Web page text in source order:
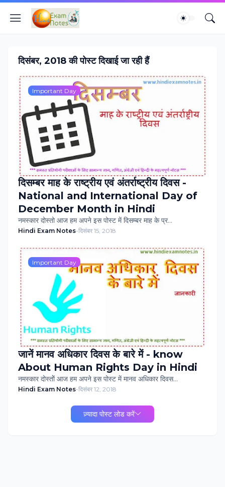
दिसंबर, 2018 की पोस्ट दिखाई जा रही हैं
Important Day
दिसम्‍बर माह के राष्‍ट्रीय एवं अंतर्राष्ट्रीय दिवस -
National and International Day of
December Month in Hindi
नमस्‍कार दोस्‍तो आज हम अपने इस पोस्‍ट में दिसम्‍बर माह के प्र…
Hindi Exam Notes-दिसंबर 15, 2018
Important Day
जानें मानव अधिकार दिवस के बारे में - know
About Human Rights Day in Hindi
नमस्‍कार दोस्‍ताेें आज हम अपने इस पोस्‍ट में मानव अधिकार दिवस…
Hindi Exam Notes-दिसंबर 12, 2018
ज़्यादा पोस्ट लोड करें